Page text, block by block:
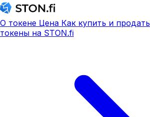
О токене Цена Как купить и продать
токены на STON.fi